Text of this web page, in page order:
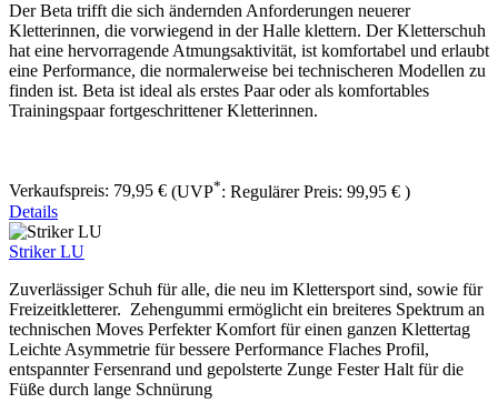
Der Beta ​trifft die sich ändernden Anforderungen neuerer
Kletterinnen, die vorwiegend in der Halle klettern. Der Kletterschuh
hat eine hervorragende Atmungsaktivität, ist komfortabel und erlaubt
eine Performance, die normalerweise bei technischeren Modellen zu
finden ist. Beta ist ideal als erstes Paar oder als komfortables
Trainingspaar fortgeschrittener Kletterinnen.
Verkaufspreis: 79,95 € (UVP*: Regulärer Preis: 99,95 € )
Details
Striker LU
Zuverlässiger Schuh für alle, die neu im Klettersport sind, sowie für
Freizeitkletterer. Zehengummi ermöglicht ein breiteres Spektrum an
technischen Moves Perfekter Komfort für einen ganzen Klettertag
Leichte Asymmetrie für bessere Performance Flaches Profil,
entspannter Fersenrand und gepolsterte Zunge Fester Halt für die
Füße durch lange Schnürung